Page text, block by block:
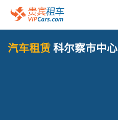
汽车租赁 科尔察市中心